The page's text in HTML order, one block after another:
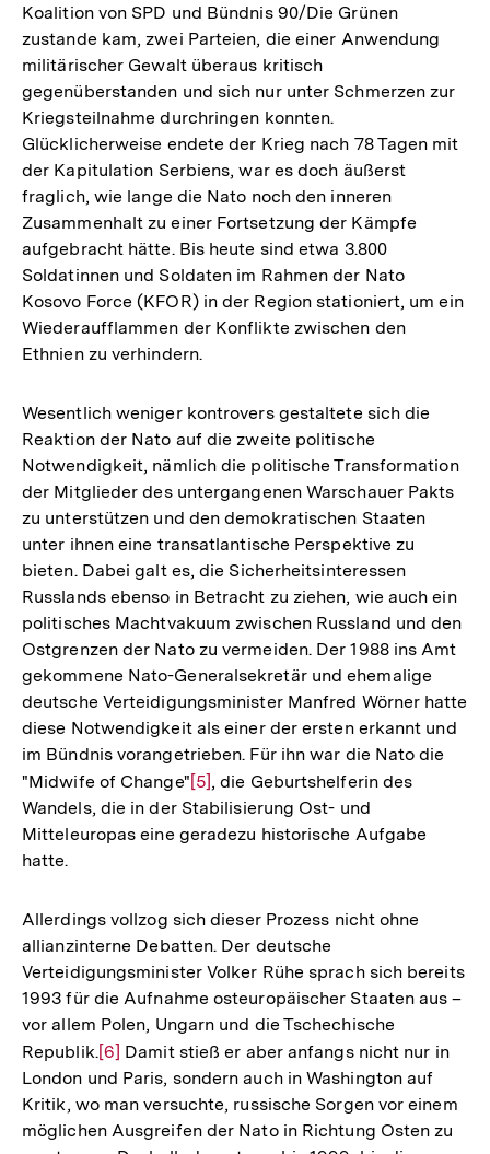
Koalition von SPD und Bündnis 90/Die Grünen
zustande kam, zwei Parteien, die einer Anwendung
militärischer Gewalt überaus kritisch
gegenüberstanden und sich nur unter Schmerzen zur
Kriegsteilnahme durchringen konnten.
Glücklicherweise endete der Krieg nach 78 Tagen mit
der Kapitulation Serbiens, war es doch äußerst
fraglich, wie lange die Nato noch den inneren
Zusammenhalt zu einer Fortsetzung der Kämpfe
aufgebracht hätte. Bis heute sind etwa 3.800
Soldatinnen und Soldaten im Rahmen der Nato
Kosovo Force (KFOR) in der Region stationiert, um ein
Wiederaufflammen der Konflikte zwischen den
Ethnien zu verhindern.
Wesentlich weniger kontrovers gestaltete sich die
Reaktion der Nato auf die zweite politische
Notwendigkeit, nämlich die politische Transformation
der Mitglieder des untergangenen Warschauer Pakts
zu unterstützen und den demokratischen Staaten
unter ihnen eine transatlantische Perspektive zu
bieten. Dabei galt es, die Sicherheitsinteressen
Russlands ebenso in Betracht zu ziehen, wie auch ein
politisches Machtvakuum zwischen Russland und den
Ostgrenzen der Nato zu vermeiden. Der 1988 ins Amt
gekommene Nato-Generalsekretär und ehemalige
deutsche Verteidigungsminister Manfred Wörner hatte
diese Notwendigkeit als einer der ersten erkannt und
im Bündnis vorangetrieben. Für ihn war die Nato die
"Midwife of Change"Zur
Auflösung
der
[5], die Geburtshelferin des
Wandels, die in der Stabilisierung Ost- und
Mitteleuropas eine geradezu historische Aufgabe
hatte.
Allerdings vollzog sich dieser Prozess nicht ohne
allianzinterne Debatten. Der deutsche
Verteidigungsminister Volker Rühe sprach sich bereits
1993 für die Aufnahme osteuropäischer Staaten aus –
vor allem Polen, Ungarn und die Tschechische
Republik.Zur
Auflösung
der
Fußnote
[6] Damit stieß er aber anfangs nicht nur in
London und Paris, sondern auch in Washington auf
Kritik, wo man versuchte, russische Sorgen vor einem
möglichen Ausgreifen der Nato in Richtung Osten zu